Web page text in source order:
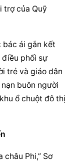
trợ của Quỹ
bác ái gắn kết
điều phối sự
trẻ và giáo dân
buôn người
ổ chuột đô thị
châu Phi,” Sơ